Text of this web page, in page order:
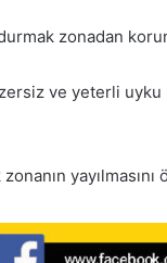
zonadan
ve yeterli uyku
yayılmasını